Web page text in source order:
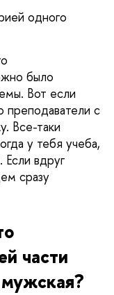
одного
было
Вот если
преподаватели с
Все-таки
у тебя учеба,
вдруг
сразу
части